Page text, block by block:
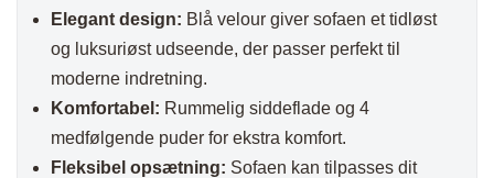
Elegant design: Blå velour giver sofaen et tidløst
og luksuriøst udseende, der passer perfekt til
moderne indretning.
Komfortabel: Rummelig siddeflade og 4
medfølgende puder for ekstra komfort.
Fleksibel opsætning: Sofaen kan tilpasses dit